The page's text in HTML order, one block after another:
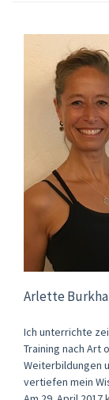
Arlette
Ich unterrichte
Training nach Art
Weiterbildungen
vertiefen mein